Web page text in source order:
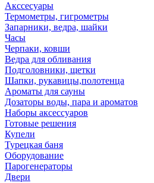
Аксcесуары
Термометры, гигрометры
Запарники, ведра, шайки
Часы
Черпаки, ковши
Ведра для обливания
Подголовники, щетки
Шапки, рукавицы,полотенца
Ароматы для сауны
Дозаторы воды, пара и ароматов
Наборы аксессуаров
Готовые решения
Купели
Турецкая баня
Оборудование
Парогенераторы
Двери